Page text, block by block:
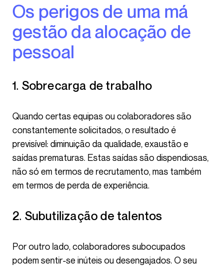
Os perigos de uma má
gestão da alocação de
pessoal
1. Sobrecarga de trabalho
Quando certas equipas ou colaboradores são
constantemente solicitados, o resultado é
previsível: diminuição da qualidade, exaustão e
saídas prematuras. Estas saídas são dispendiosas,
não só em termos de recrutamento, mas também
em termos de perda de experiência.
2. Subutilização de talentos
Por outro lado, colaboradores subocupados
podem sentir-se inúteis ou desengajados. O seu